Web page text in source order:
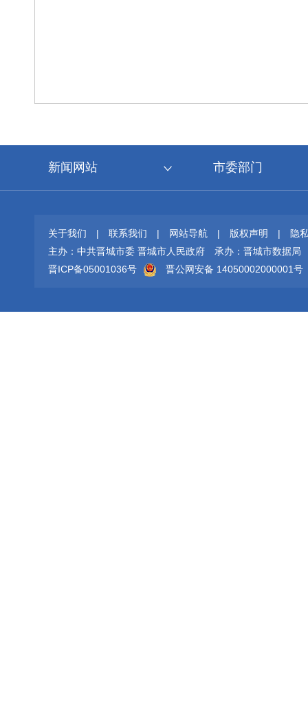
新闻网站 市委部门
关于我们 | 联系我们 | 网站导航 | 版权声明 |
隐
主办：中共晋城市委 晋城市人民政府
承办：晋城市数据局
晋ICP备05001036号
晋公网安备 14050002000001号